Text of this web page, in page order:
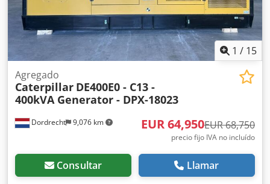
1 / 15
Dordrecht 9,076 km
Agregado
Caterpillar DE400E0 - C13 -
400kVA Generator - DPX-18023
EUR 64,950EUR 68,750
precio fijo IVA no incluído
Consultar Llamar